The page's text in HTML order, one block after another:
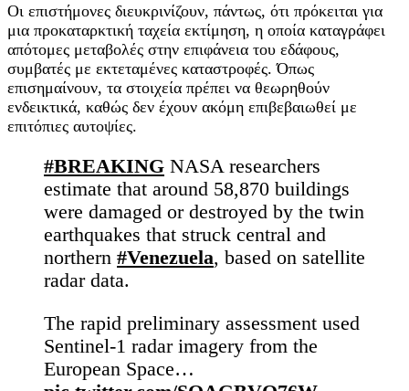
Οι επιστήμονες διευκρινίζουν, πάντως, ότι πρόκειται για
μια προκαταρκτική ταχεία εκτίμηση, η οποία καταγράφει
απότομες μεταβολές στην επιφάνεια του εδάφους,
συμβατές με εκτεταμένες καταστροφές. Όπως
επισημαίνουν, τα στοιχεία πρέπει να θεωρηθούν
ενδεικτικά, καθώς δεν έχουν ακόμη επιβεβαιωθεί με
επιτόπιες αυτοψίες.
#BREAKING NASA researchers
estimate that around 58,870 buildings
were damaged or destroyed by the twin
earthquakes that struck central and
northern #Venezuela, based on satellite
radar data.
The rapid preliminary assessment used
Sentinel-1 radar imagery from the
European Space…